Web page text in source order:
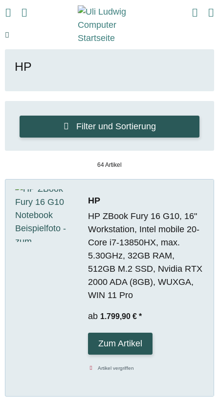
HP
Filter und Sortierung
64 Artikel
HP
HP ZBook Fury 16 G10, 16"
Workstation, Intel mobile 20-
Core i7-13850HX, max.
5.30GHz, 32GB RAM,
512GB M.2 SSD, Nvidia RTX
2000 ADA (8GB), WUXGA,
WIN 11 Pro
ab 1.799,90 € *
Zum Artikel
Artikel vergriffen